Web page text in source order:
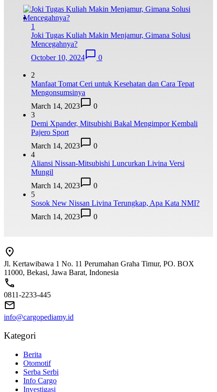
1
Joki Tugas Kuliah Makin Menjamur, Gimana Solusi
Mencegahnya?
October 10, 2024
0
2
Manfaat Tomat Ceri untuk Kesehatan dan Cara Tepat
Mengonsumsinya
March 14, 2023
0
3
Demi Xpander, Mitsubishi Bakal Mengimpor Kembali
Pajero Sport
March 14, 2023
0
4
Aliansi Nissan-Mitsubishi Luncurkan Livina Versi
Mungil
March 14, 2023
0
5
Sosok New Nissan Livina Terungkap, Apa Kata NMI?
March 14, 2023
0
Jl. Kertawibawa 1 No. 11 Perumahan Graha Timur, PO. BOX
11000, Bekasi, Jawa Barat, Indonesia
0811-2233-445
info@cargopediamy.id
Kategori
Berita
Otomotif
Serba Serbi
Info Cargo
Investigasi